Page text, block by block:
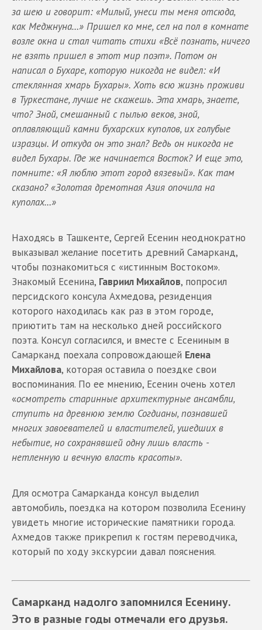
за шею и говорит: «Милый, унеси ты меня отсюда,
как Меджнуна…» Пришел ко мне, сел на пол в комнате
возле окна и стал читать стихи «Всё познать, ничего
не взять пришел в этот мир поэт». Потом он
написал о Бухаре, которую никогда не видел: «И
стеклянная хмарь Бухары». Хоть всю жизнь проживи
в Туркестане, лучше не скажешь. Эта хмарь, знаете,
что? Зной, смешанный с пылью веков, зной,
оплавляющий камни бухарских куполов, их голубые
изразцы. И откуда он это знал? Ведь он никогда не
видел Бухары. Где же начинается Восток? И еще это,
помните: «Я люблю этот город вязевый». Как там
сказано? «Золотая дремотная Азия опочила на
куполах…»
Находясь в Ташкенте, Сергей Есенин неоднократно
выказывал желание посетить древний Самарканд,
чтобы познакомиться с «истинным Востоком».
Знакомый Есенина, Гавриил Михайлов, попросил
персидского консула Ахмедова, резиденция
которого находилась как раз в этом городе,
приютить там на несколько дней российского
поэта. Консул согласился, и вместе с Есениным в
Самарканд поехала сопровождающей Елена
Михайлова, которая оставила о поездке свои
воспоминания. По ее мнению, Есенин очень хотел
«осмотреть старинные архитектурные ансамбли,
ступить на древнюю землю Согдианы, познавшей
многих завоевателей и властителей, ушедших в
небытие, но сохранявшей одну лишь власть -
нетленную и вечную власть красоты».
Для осмотра Самарканда консул выделил
автомобиль, поездка на котором позволила Есенину
увидеть многие исторические памятники города.
Ахмедов также прикрепил к гостям переводчика,
который по ходу экскурсии давал пояснения.
Самарканд надолго запомнился Есенину.
Это в разные годы отмечали его друзья.